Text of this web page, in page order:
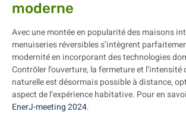
moderne
Avec une montée en popularité des maisons
menuiseries réversibles s’intègrent
modernité en incorporant des technologies
Contrôler l’ouverture, la fermeture et l’intensité
naturelle est désormais possible à distance,
aspect de l’expérience habitative. Pour en
EnerJ-meeting 2024.